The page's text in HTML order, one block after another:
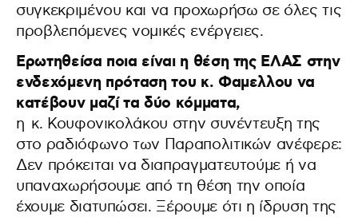
συγκεκριμένου και να προχωρήσω σε όλες τις
προβλεπόμενες νομικές ενέργειες.
Ερωτηθείσα ποια είναι η θέση της ΕΛΑΣ στην
ενδεχόμενη πρόταση του κ. Φαμελλου να
κατέβουν μαζί τα δύο κόμματα,
η κ. Κουφονικολάκου στην συνέντευξη της
στο ραδιόφωνο των Παραπολιτικών ανέφερε:
Δεν πρόκειται να διαπραγματευτούμε ή να
υπαναχωρήσουμε από τη θέση την οποία
έχουμε διατυπώσει. Ξέρουμε ότι η ίδρυση της